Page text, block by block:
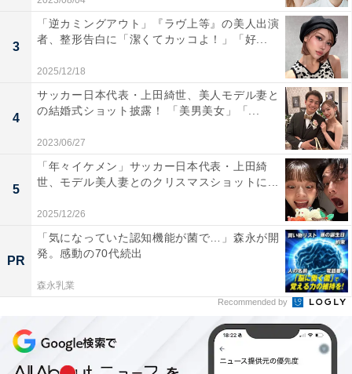
3
「逆カミングアウト」『ラヴ上等』の美人出演
者、整形告白に「潔くてカッコよ！」「好...
2025/12/18
4
サッカー日本代表・上田綺世、美人モデル妻と
の結婚式ショット披露！ 「美男美女」「...
2023/06/27
5
「年々イケメン」サッカー日本代表・上田綺
世、モデル美人妻とのクリスマスショットに...
2025/12/26
PR
「気になっていた認知機能が菌で…」森永が開
発。感動の70代続出
森永乳業
Recommended by